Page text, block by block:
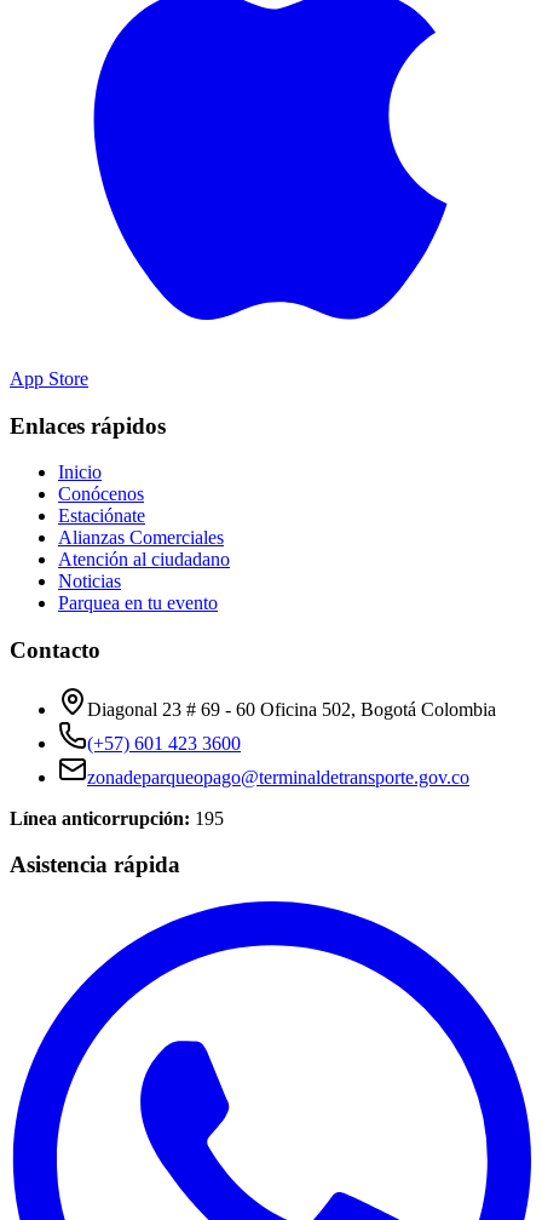
App Store
Enlaces rápidos
Inicio
Conócenos
Estaciónate
Alianzas Comerciales
Atención al ciudadano
Noticias
Parquea en tu evento
Contacto
Diagonal 23 # 69 - 60 Oficina 502, Bogotá Colombia
(+57) 601 423 3600
zonadeparqueopago@terminaldetransporte.gov.co
Línea anticorrupción: 195
Asistencia rápida